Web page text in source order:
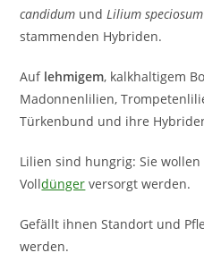
candidum undLilium speciosum
stammenden Hybriden.
Auf lehmigem, kalkhaltigem
Madonnenlilien,
Türkenbund und ihre
Lilien sind hungrig: Sie
Volldünger versorgt werden.
Gefällt ihnen Standort und
werden.